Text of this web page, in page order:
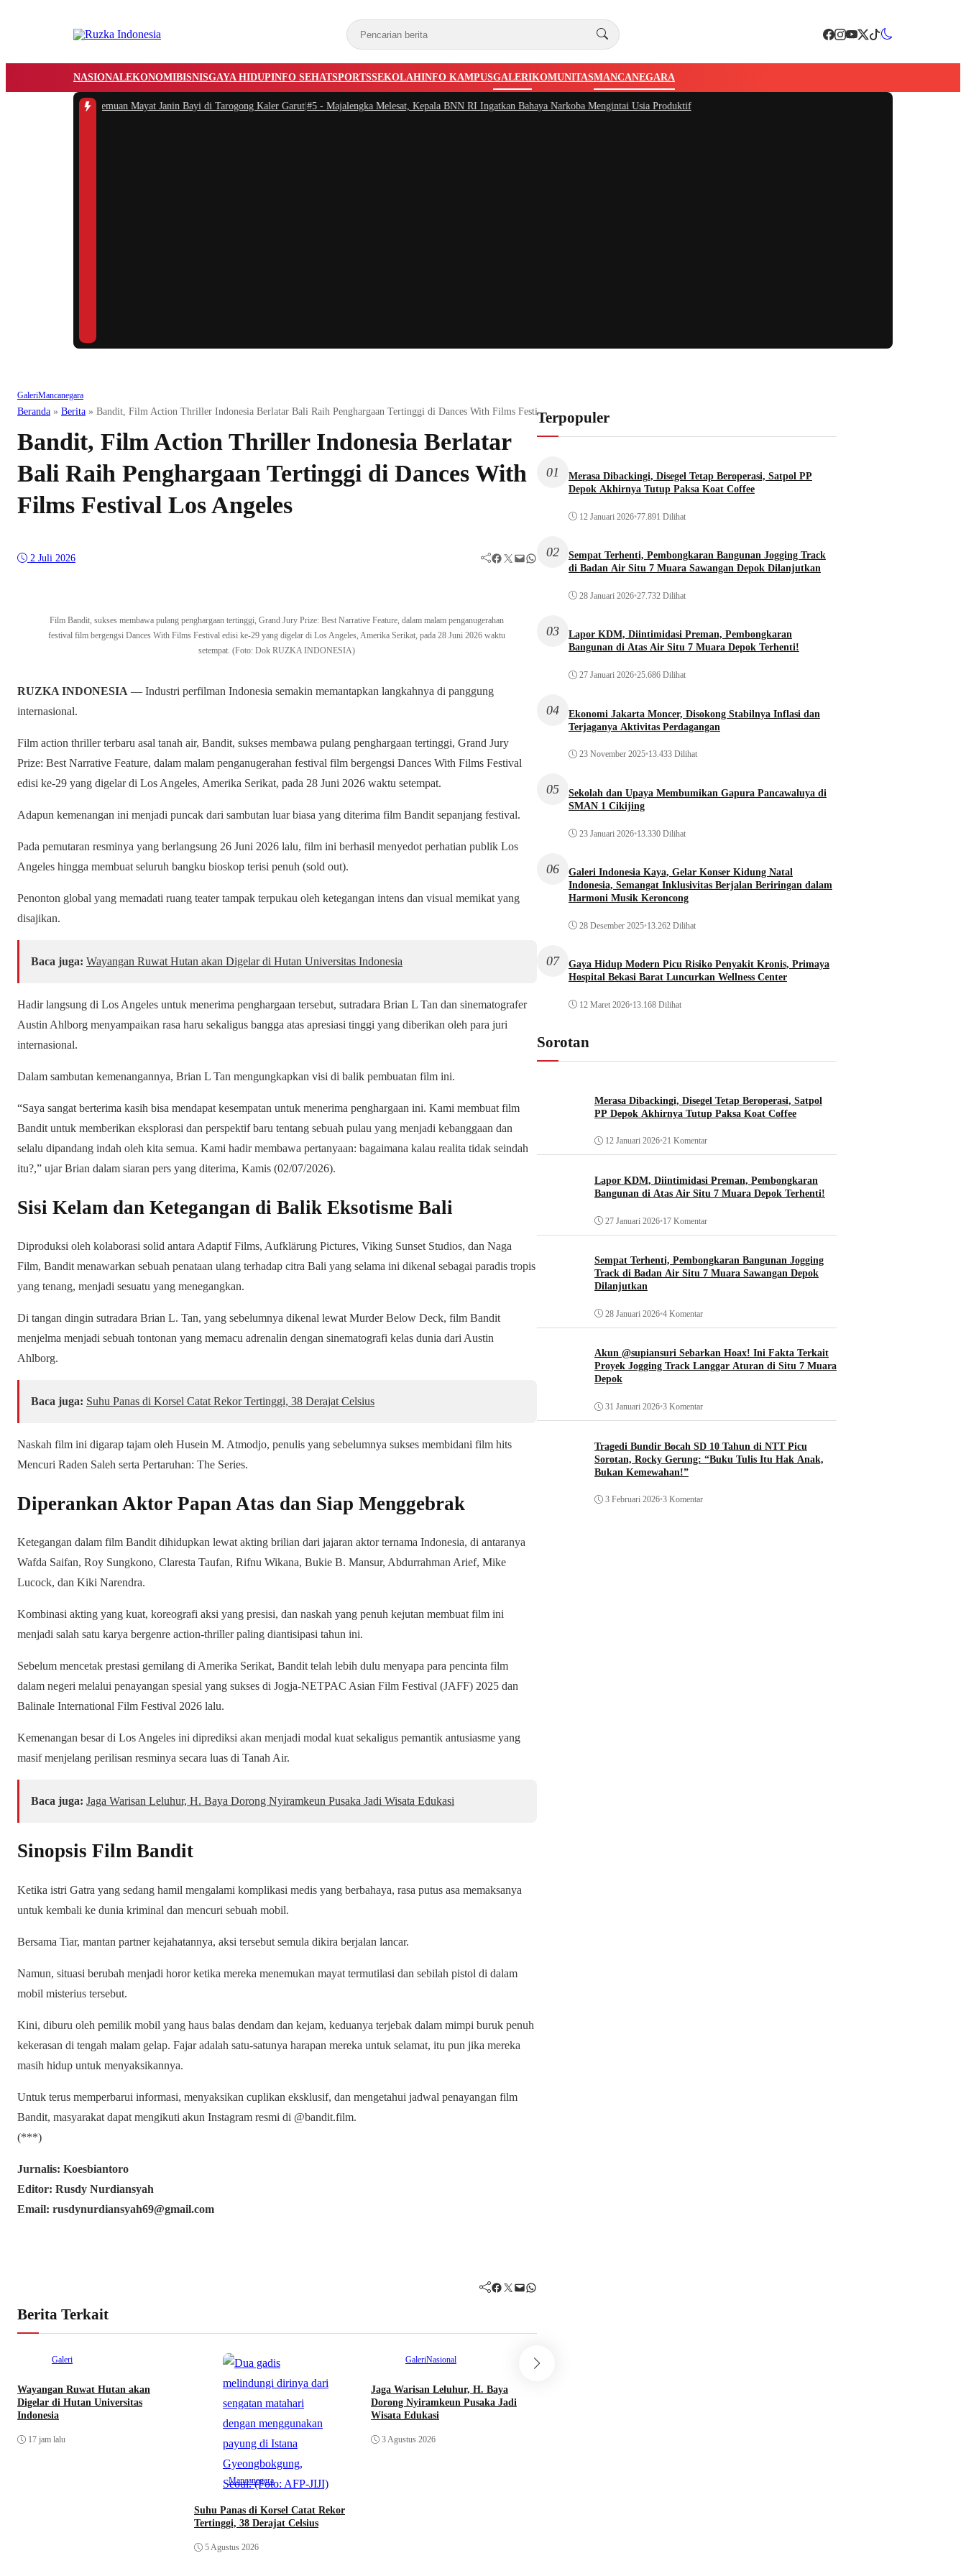
NASIONALEKONOMIBISNISGAYA HIDUPINFO SEHATSPORTSSEKOLAHINFO KAMPUSGALERIKOMUNITASMANCANEGARA
Olah TKP Penemuan Mayat Janin Bayi di Tarogong Kaler Garut|#5 -Majalengka Melesat, Kepala BNN RI Ingatkan Bahaya Narkoba Mengintai Usia Produktif
GaleriMancanegara
Beranda » Berita » Bandit, Film Action Thriller Indonesia Berlatar Bali Raih Penghargaan Tertinggi di Dances With Films Festival Los Angeles
Bandit, Film Action Thriller Indonesia Berlatar
Bali Raih Penghargaan Tertinggi di Dances With
Films Festival Los Angeles
2 Juli 2026 Facebook Twitter Mail WhatsApp
Film Bandit, sukses membawa pulang penghargaan tertinggi, Grand Jury Prize: Best Narrative Feature, dalam malam penganugerahan
festival film bergengsi Dances With Films Festival edisi ke-29 yang digelar di Los Angeles, Amerika Serikat, pada 28 Juni 2026 waktu
setempat. (Foto: Dok RUZKA INDONESIA)
RUZKA INDONESIA — Industri perfilman Indonesia semakin memantapkan langkahnya di panggung
internasional.
Film action thriller terbaru asal tanah air, Bandit, sukses membawa pulang penghargaan tertinggi, Grand Jury
Prize: Best Narrative Feature, dalam malam penganugerahan festival film bergengsi Dances With Films Festival
edisi ke-29 yang digelar di Los Angeles, Amerika Serikat, pada 28 Juni 2026 waktu setempat.
Adapun kemenangan ini menjadi puncak dari sambutan luar biasa yang diterima film Bandit sepanjang festival.
Pada pemutaran resminya yang berlangsung 26 Juni 2026 lalu, film ini berhasil menyedot perhatian publik Los
Angeles hingga membuat seluruh bangku bioskop terisi penuh (sold out).
Penonton global yang memadati ruang teater tampak terpukau oleh ketegangan intens dan visual memikat yang
disajikan.
Baca juga: Wayangan Ruwat Hutan akan Digelar di Hutan Universitas Indonesia
Hadir langsung di Los Angeles untuk menerima penghargaan tersebut, sutradara Brian L Tan dan sinematografer
Austin Ahlborg menyampaikan rasa haru sekaligus bangga atas apresiasi tinggi yang diberikan oleh para juri
internasional.
Dalam sambutan kemenangannya, Brian L Tan mengungkapkan visi di balik pembuatan film ini.
“Saya sangat berterima kasih bisa mendapat kesempatan untuk menerima penghargaan ini. Kami membuat film
Bandit untuk memberikan eksplorasi dan perspektif baru tentang sebuah pulau yang menjadi kebanggaan dan
selalu dipandang indah oleh kita semua. Kami hadir membawa pertanyaan: bagaimana kalau realita tidak seindah
itu?,” ujar Brian dalam siaran pers yang diterima, Kamis (02/07/2026).
Sisi Kelam dan Ketegangan di Balik Eksotisme Bali
Diproduksi oleh kolaborasi solid antara Adaptif Films, Aufklärung Pictures, Viking Sunset Studios, dan Naga
Film, Bandit menawarkan sebuah penataan ulang terhadap citra Bali yang selama ini dikenal sebagai paradis tropis
yang tenang, menjadi sesuatu yang menegangkan.
Di tangan dingin sutradara Brian L. Tan, yang sebelumnya dikenal lewat Murder Below Deck, film Bandit
menjelma menjadi sebuah tontonan yang memacu adrenalin dengan sinematografi kelas dunia dari Austin
Ahlborg.
Baca juga: Suhu Panas di Korsel Catat Rekor Tertinggi, 38 Derajat Celsius
Naskah film ini digarap tajam oleh Husein M. Atmodjo, penulis yang sebelumnya sukses membidani film hits
Mencuri Raden Saleh serta Pertaruhan: The Series.
Diperankan Aktor Papan Atas dan Siap Menggebrak
Ketegangan dalam film Bandit dihidupkan lewat akting brilian dari jajaran aktor ternama Indonesia, di antaranya
Wafda Saifan, Roy Sungkono, Claresta Taufan, Rifnu Wikana, Bukie B. Mansur, Abdurrahman Arief, Mike
Lucock, dan Kiki Narendra.
Kombinasi akting yang kuat, koreografi aksi yang presisi, dan naskah yang penuh kejutan membuat film ini
menjadi salah satu karya bergenre action-thriller paling diantisipasi tahun ini.
Sebelum mencetak prestasi gemilang di Amerika Serikat, Bandit telah lebih dulu menyapa para pencinta film
dalam negeri melalui penayangan spesial yang sukses di Jogja-NETPAC Asian Film Festival (JAFF) 2025 dan
Balinale International Film Festival 2026 lalu.
Kemenangan besar di Los Angeles ini diprediksi akan menjadi modal kuat sekaligus pemantik antusiasme yang
masif menjelang perilisan resminya secara luas di Tanah Air.
Baca juga: Jaga Warisan Leluhur, H. Baya Dorong Nyiramkeun Pusaka Jadi Wisata Edukasi
Sinopsis Film Bandit
Ketika istri Gatra yang sedang hamil mengalami komplikasi medis yang berbahaya, rasa putus asa memaksanya
untuk kembali ke dunia kriminal dan mencuri sebuah mobil.
Bersama Tiar, mantan partner kejahatannya, aksi tersebut semula dikira berjalan lancar.
Namun, situasi berubah menjadi horor ketika mereka menemukan mayat termutilasi dan sebilah pistol di dalam
mobil misterius tersebut.
Kini, diburu oleh pemilik mobil yang haus balas dendam dan kejam, keduanya terjebak dalam mimpi buruk penuh
kekerasan di tengah malam gelap. Fajar adalah satu-satunya harapan mereka untuk selamat, itu pun jika mereka
masih hidup untuk menyaksikannya.
Untuk terus memperbarui informasi, menyaksikan cuplikan eksklusif, dan mengetahui jadwal penayangan film
Bandit, masyarakat dapat mengikuti akun Instagram resmi di @bandit.film.
(***)
Jurnalis: Koesbiantoro
Editor: Rusdy Nurdiansyah
Email: rusdynurdiansyah69@gmail.com
Facebook Twitter Mail WhatsApp
Berita Terkait
Galeri
Wayangan Ruwat Hutan akan
Digelar di Hutan Universitas
Indonesia
17 jam lalu
Mancanegara
Suhu Panas di Korsel Catat Rekor
Tertinggi, 38 Derajat Celsius
5 Agustus 2026
GaleriNasional
Jaga Warisan Leluhur, H. Baya
Dorong Nyiramkeun Pusaka Jadi
Wisata Edukasi
3 Agustus 2026
Terpopuler
01
Merasa Dibackingi, Disegel Tetap Beroperasi, Satpol PP
Depok Akhirnya Tutup Paksa Koat Coffee
12 Januari 2026•77.891 Dilihat
02
Sempat Terhenti, Pembongkaran Bangunan Jogging Track
di Badan Air Situ 7 Muara Sawangan Depok Dilanjutkan
28 Januari 2026•27.732 Dilihat
03
Lapor KDM, Diintimidasi Preman, Pembongkaran
Bangunan di Atas Air Situ 7 Muara Depok Terhenti!
27 Januari 2026•25.686 Dilihat
04
Ekonomi Jakarta Moncer, Disokong Stabilnya Inflasi dan
Terjaganya Aktivitas Perdagangan
23 November 2025•13.433 Dilihat
05
Sekolah dan Upaya Membumikan Gapura Pancawaluya di
SMAN 1 Cikijing
23 Januari 2026•13.330 Dilihat
06
Galeri Indonesia Kaya, Gelar Konser Kidung Natal
Indonesia, Semangat Inklusivitas Berjalan Beriringan dalam
Harmoni Musik Keroncong
28 Desember 2025•13.262 Dilihat
07
Gaya Hidup Modern Picu Risiko Penyakit Kronis, Primaya
Hospital Bekasi Barat Luncurkan Wellness Center
12 Maret 2026•13.168 Dilihat
Sorotan
Merasa Dibackingi, Disegel Tetap Beroperasi, Satpol
PP Depok Akhirnya Tutup Paksa Koat Coffee
12 Januari 2026•21 Komentar
Lapor KDM, Diintimidasi Preman, Pembongkaran
Bangunan di Atas Air Situ 7 Muara Depok Terhenti!
27 Januari 2026•17 Komentar
Sempat Terhenti, Pembongkaran Bangunan Jogging
Track di Badan Air Situ 7 Muara Sawangan Depok
Dilanjutkan
28 Januari 2026•4 Komentar
Akun @supiansuri Sebarkan Hoax! Ini Fakta Terkait
Proyek Jogging Track Langgar Aturan di Situ 7 Muara
Depok
31 Januari 2026•3 Komentar
Tragedi Bundir Bocah SD 10 Tahun di NTT Picu
Sorotan, Rocky Gerung: “Buku Tulis Itu Hak Anak,
Bukan Kemewahan!”
3 Februari 2026•3 Komentar